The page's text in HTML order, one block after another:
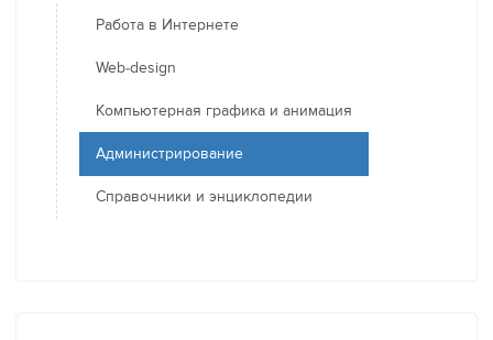
Работа в Интернете
Web-design
Компьютерная графика и анимация
Администрирование
Справочники и энциклопедии